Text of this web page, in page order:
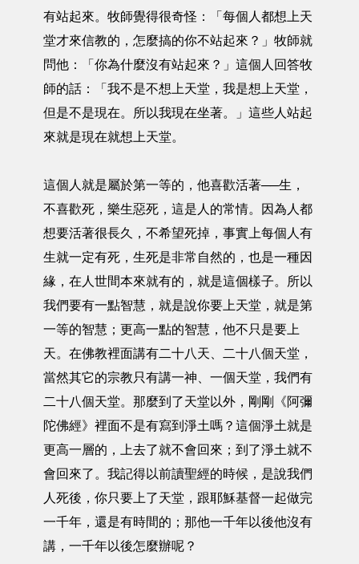
有站起來。牧師覺得很奇怪：「每個人都想上天
堂才來信教的，怎麼搞的你不站起來？」牧師就
問他：「你為什麼沒有站起來？」這個人回答牧
師的話：「我不是不想上天堂，我是想上天堂，
但是不是現在。所以我現在坐著。」這些人站起
來就是現在就想上天堂。
這個人就是屬於第一等的，他喜歡活著──生，
不喜歡死，樂生惡死，這是人的常情。因為人都
想要活著很長久，不希望死掉，事實上每個人有
生就一定有死，生死是非常自然的，也是一種因
緣，在人世間本來就有的，就是這個樣子。所以
我們要有一點智慧，就是說你要上天堂，就是第
一等的智慧；更高一點的智慧，他不只是要上
天。在佛教裡面講有二十八天、二十八個天堂，
當然其它的宗教只有講一神、一個天堂，我們有
二十八個天堂。那麼到了天堂以外，剛剛《阿彌
陀佛經》裡面不是有寫到淨土嗎？這個淨土就是
更高一層的，上去了就不會回來；到了淨土就不
會回來了。我記得以前讀聖經的時候，是說我們
人死後，你只要上了天堂，跟耶穌基督一起做完
一千年，還是有時間的；那他一千年以後他沒有
講，一千年以後怎麼辦呢？